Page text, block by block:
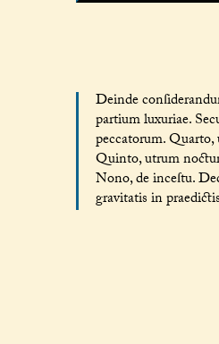
Deinde
partium luxuriae.
peccatorum.
Quinto, utrum
Nono, de inceſtu.
gravitatis in